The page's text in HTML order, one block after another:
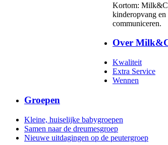
Kortom:
kinderopvang
communiceren.
Over
Kwaliteit
Extra Service
Wennen
Groepen
Kleine, huiselijke babygroepen
Samen naar de dreumesgroep
Nieuwe uitdagingen op de peutergroep